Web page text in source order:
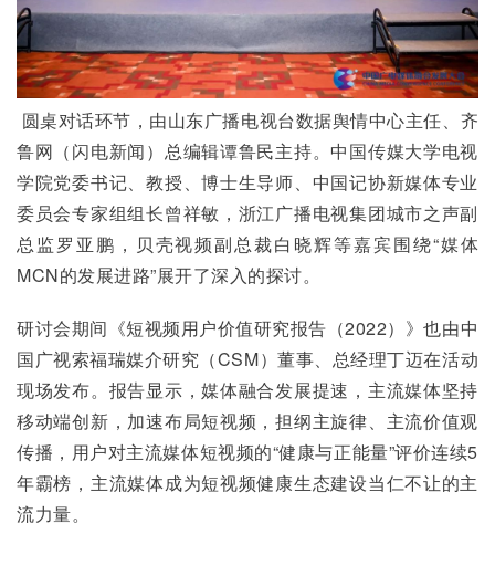
圆桌对话环节，由山东广播电视台数据舆情中心主任、齐
鲁网（闪电新闻）总编辑谭鲁民主持。中国传媒大学电视
学院党委书记、教授、博士生导师、中国记协新媒体专业
委员会专家组组长曾祥敏，浙江广播电视集团城市之声副
总监罗亚鹏，贝壳视频副总裁白晓辉等嘉宾围绕“媒体
MCN的发展进路”展开了深入的探讨。
研讨会期间《短视频用户价值研究报告（2022）》也由中
国广视索福瑞媒介研究（CSM）董事、总经理丁迈在活动
现场发布。报告显示，媒体融合发展提速，主流媒体坚持
移动端创新，加速布局短视频，担纲主旋律、主流价值观
传播，用户对主流媒体短视频的“健康与正能量”评价连续5
年霸榜，主流媒体成为短视频健康生态建设当仁不让的主
流力量。